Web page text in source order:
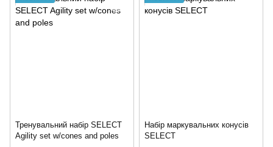
Тренувальний набір SELECT
Agility set w/cones and poles
Набір маркувальних конусів
SELECT